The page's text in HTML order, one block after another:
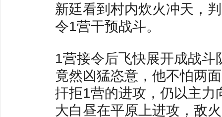
新廷看到村内炊火冲天，
令1营干预战斗。
1营接令后飞快展开成战
竟然凶猛恣意，他不怕两
扞拒1营的进攻，仍以主
大白昼在平原上进攻，敌